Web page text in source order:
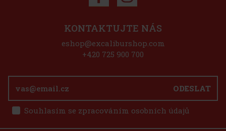
Kč
ODESLAT
Souhlasím se zpracováním osobních údajů
KONTAKTUJTE NÁS
eshop@excaliburshop.com
+420 725 900 700